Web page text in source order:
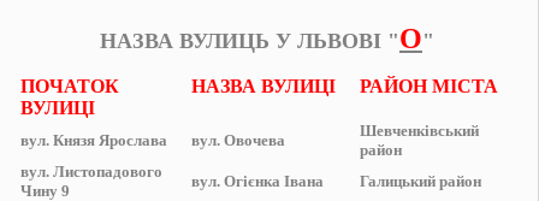
НАЗВА ВУЛИЦЬ У ЛЬВОВІ "О"
ПОЧАТОК
ВУЛИЦІ
НАЗВА ВУЛИЦІ РАЙОН МІСТА
вул. Князя Ярослава вул. Овочева
Шевченківський
район
вул. Листопадового
Чину 9
вул. Огієнка Івана Галицький район